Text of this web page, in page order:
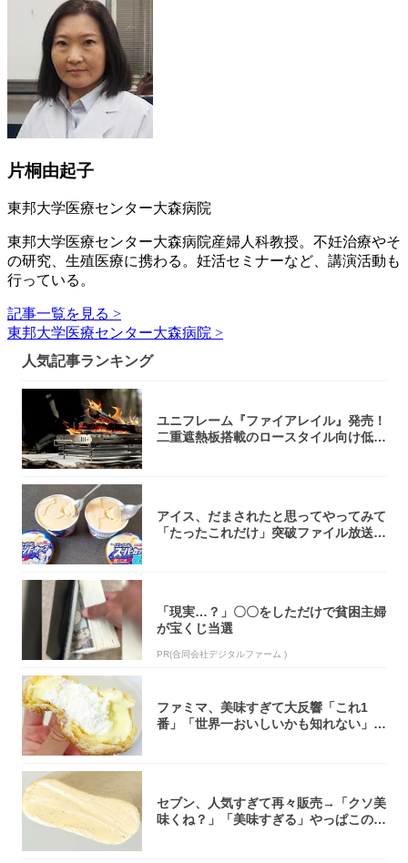
片桐由起子
東邦大学医療センター大森病院
東邦大学医療センター大森病院産婦人科教授。不妊治療やそ
の研究、生殖医療に携わる。妊活セミナーなど、講演活動も
行っている。
記事一覧を見る >
東邦大学医療センター大森病院 >
人気記事ランキング
ユニフレーム『ファイアレイル』発売！
二重遮熱板搭載のロースタイル向け低型
アイス、だまされたと思ってやってみて
「たったこれだけ」突破ファイル放送で
「現実…？」〇〇をしただけで貧困主婦
が宝くじ当選
PR(合同会社デジタルファーム )
ファミマ、美味すぎて大反響「これ1
番」「世界一おいしいかも知れない」
セブン、人気すぎて再々販売→「クソ美
味くね？」「美味すぎる」やっぱこのク